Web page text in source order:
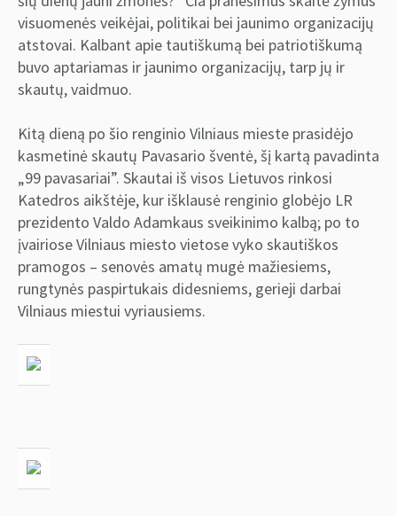
visuomenės veikėjai, politikai bei jaunimo organizacijų
atstovai. Kalbant apie tautiškumą bei patriotiškumą
buvo aptariamas ir jaunimo organizacijų, tarp jų ir
skautų, vaidmuo.
Kitą dieną po šio renginio Vilniaus mieste prasidėjo
kasmetinė skautų Pavasario šventė, šį kartą pavadinta
„99 pavasariai”. Skautai iš visos Lietuvos rinkosi
Katedros aikštėje, kur išklausė renginio globėjo LR
prezidento Valdo Adamkaus sveikinimo kalbą; po to
įvairiose Vilniaus miesto vietose vyko skautiškos
pramogos – senovės amatų mugė mažiesiems,
rungtynės paspirtukais didesniems, gerieji darbai
Vilniaus miestui vyriausiems.